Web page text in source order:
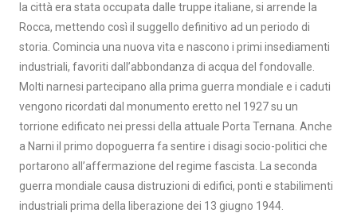
la città era stata occupata dalle truppe italiane, si arrende la
Rocca, mettendo così il suggello definitivo ad un periodo di
storia. Comincia una nuova vita e nascono i primi insediamenti
industriali, favoriti dall’abbondanza di acqua del fondovalle.
Molti narnesi partecipano alla prima guerra mondiale e i caduti
vengono ricordati dal monumento eretto nel 1927 su un
torrione edificato nei pressi della attuale Porta Ternana. Anche
a Narni il primo dopoguerra fa sentire i disagi socio-politici che
portarono all’affermazione del regime fascista. La seconda
guerra mondiale causa distruzioni di edifici, ponti e stabilimenti
industriali prima della liberazione dei 13 giugno 1944.